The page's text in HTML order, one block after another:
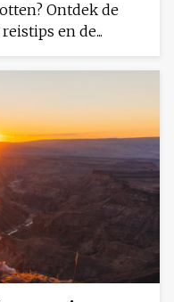
Ontdek de
en de...